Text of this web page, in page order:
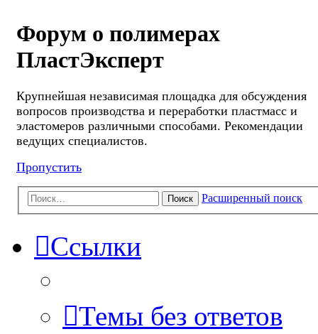
Форум о полимерах
ПластЭксперт
Крупнейшая независимая площадка для обсуждения
вопросов производства и переработки пластмасс и
эластомеров различными способами. Рекомендации
ведущих специалистов.
Пропустить
Поиск Расширенный поиск
Ссылки
Темы без ответов